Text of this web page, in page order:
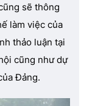
sẽ thông
làm việc của
thảo luận tại
cũng như dự
Đảng.